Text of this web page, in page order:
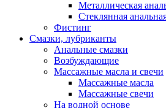
Металлическая
Стеклянная
Фистинг
Смазки, лубриканты
Анальные смазки
Возбуждающие
Массажные масла и свечи
Массажные масла
Массажные свечи
На водной основе